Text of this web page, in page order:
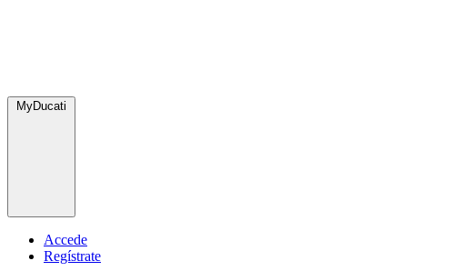
MyDucati
Accede
Regístrate